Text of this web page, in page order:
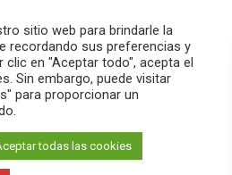
search menu pause PLAY
sitio web para brindarle la
recordando sus preferencias y
clic en "Aceptar todo", acepta el
Sin embargo, puede visitar
para proporcionar un
todas las cookies